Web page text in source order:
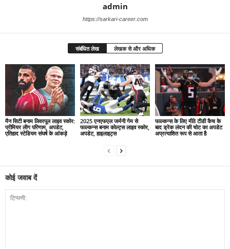
admin
https://sarkari-career.com
संबंधित लेख लेखक से और अधिक
मैन सिटी बनाम लिवरपूल लाइव स्कोर:
प्रीमियर लीग परिणाम, अपडेट,
एतिहाद स्टेडियम संघर्ष के आंकड़े
2025 एनएफएल जर्मनी गेम से
फाल्कन्स बनाम कोल्ट्स लाइव स्कोर,
अपडेट, हाइलाइट्स
फाल्कन्स के लिए मीठे टीडी कैच के
बाद ड्रेक लंदन की चोट का अपडेट
अप्रत्याशित रूप से आता है
कोई जवाब दें